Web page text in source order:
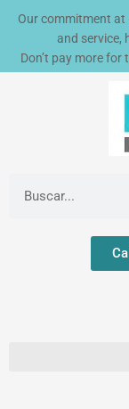
Our commitment at
and service,
Don’t pay more for